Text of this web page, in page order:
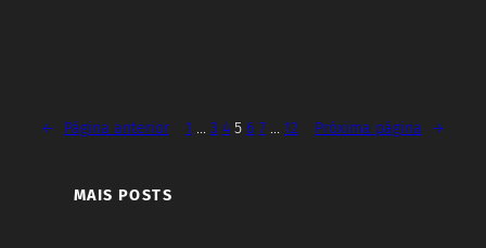
← Página anterior 1 … 3 4 5 6 7 … 12 Próxima página →
MAIS POSTS